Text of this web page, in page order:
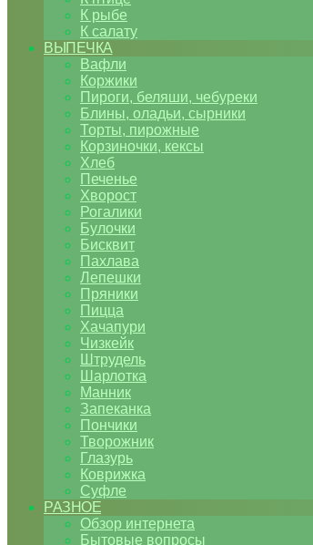
К рыбе
К салату
ВЫПЕЧКА
Вафли
Коржики
Пироги, беляши, чебуреки
Блины, оладьи, сырники
Торты, пирожные
Корзиночки, кексы
Хлеб
Печенье
Хворост
Рогалики
Булочки
Бисквит
Пахлава
Лепешки
Пряники
Пицца
Хачапури
Чизкейк
Штрудель
Шарлотка
Манник
Запеканка
Пончики
Творожник
Глазурь
Коврижка
Суфле
РАЗНОЕ
Обзор интернета
Бытовые вопросы